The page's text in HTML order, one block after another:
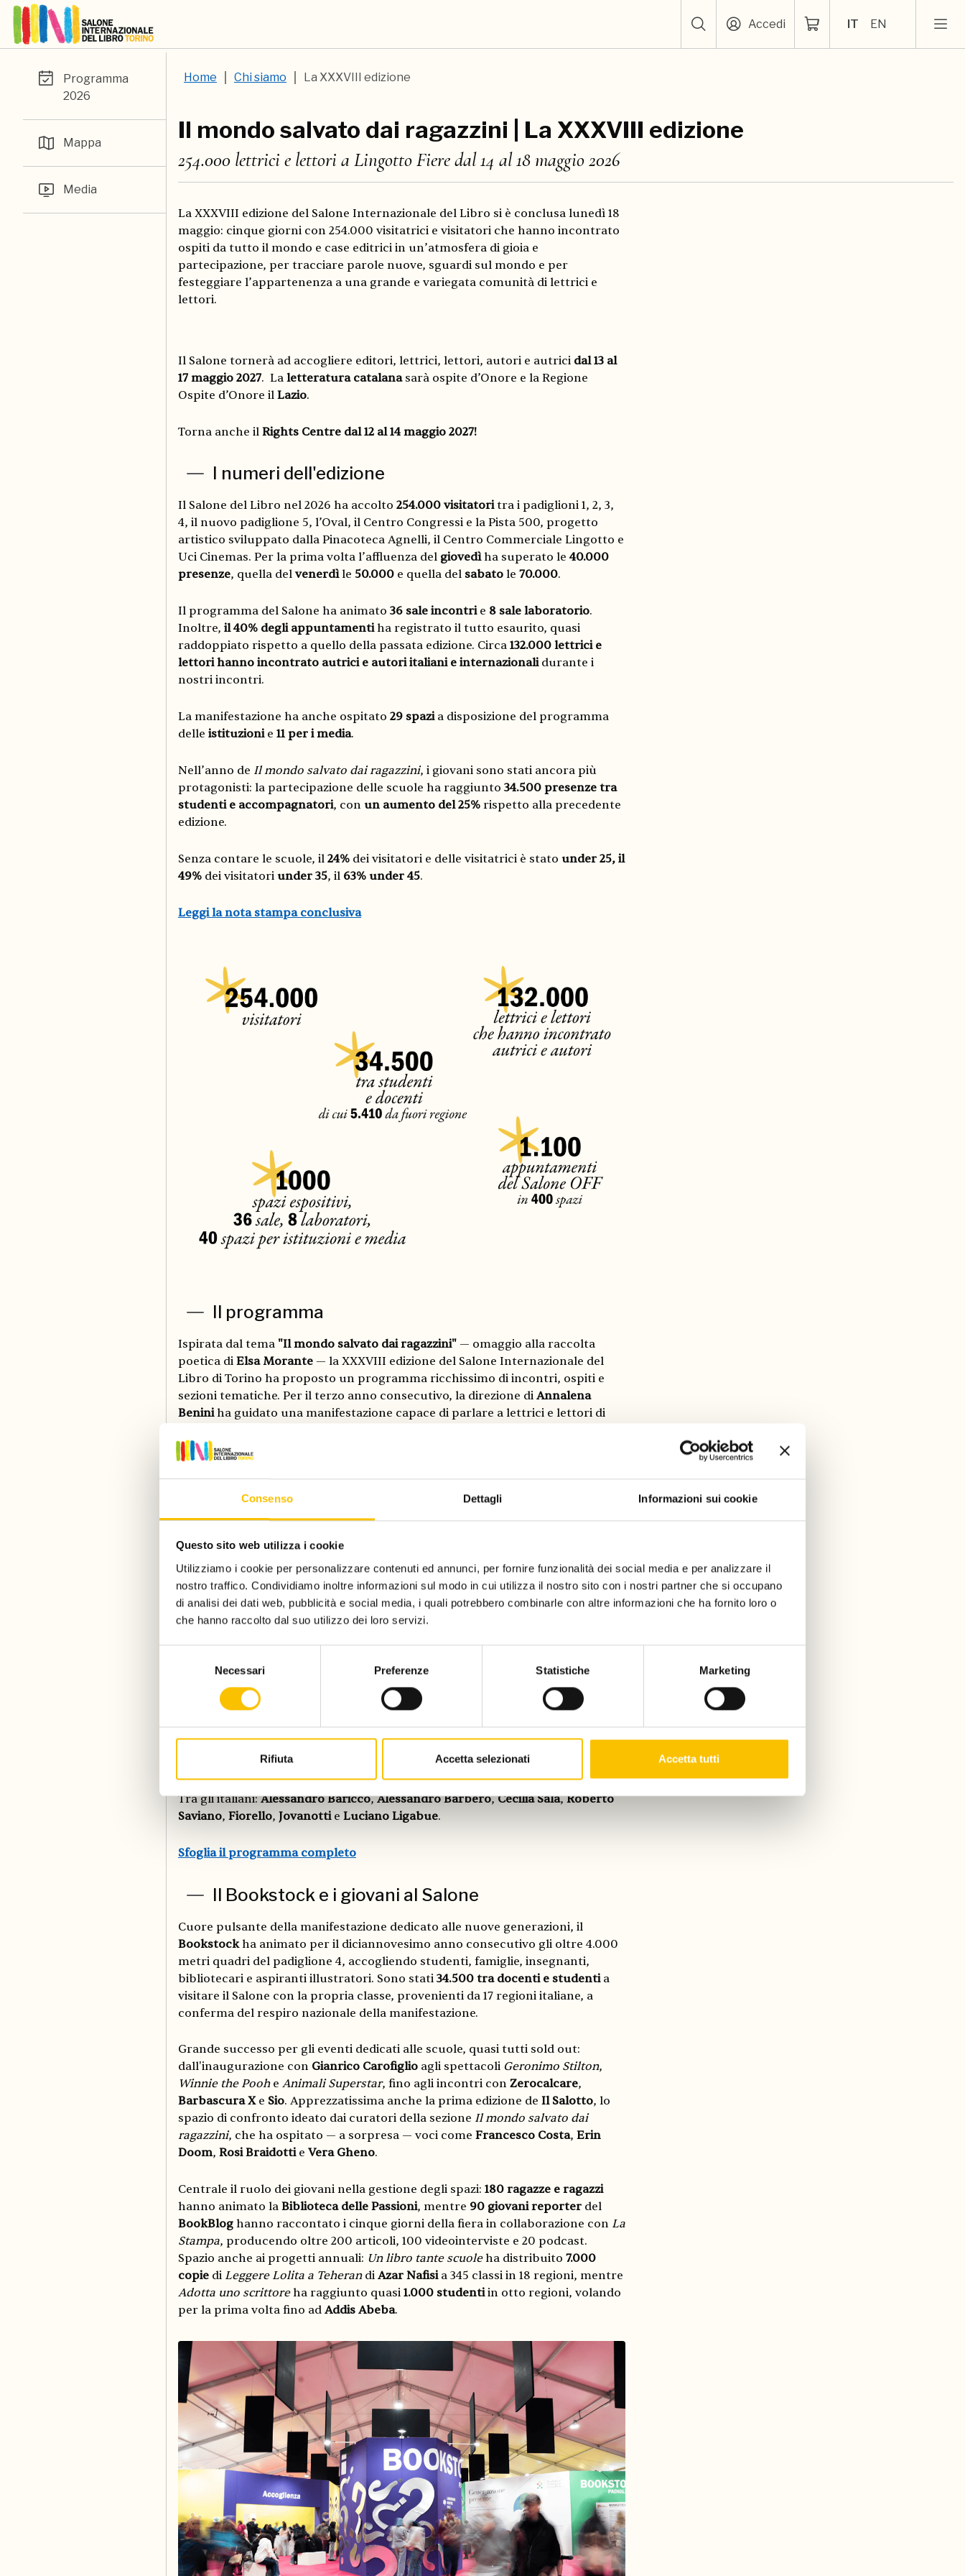
Consenso Dettagli Informazioni sui cookie
Questo sito web utilizza i cookie
Utilizziamo i cookie per personalizzare contenuti ed annunci, per fornire funzionalità dei social media e per analizzare il
nostro traffico. Condividiamo inoltre informazioni sul modo in cui utilizza il nostro sito con i nostri partner che si occupano
di analisi dei dati web, pubblicità e social media, i quali potrebbero combinarle con altre informazioni che ha fornito loro o
che hanno raccolto dal suo utilizzo dei loro servizi.
Necessari Preferenze Statistiche Marketing
Rifiuta Accetta selezionati Accetta tutti
Accedi IT EN
Programma
2026
Mappa
Media
Home Chi siamo La XXXVIII edizione
Il mondo salvato dai ragazzini | La XXXVIII edizione
254.000 lettrici e lettori a Lingotto Fiere dal 14 al 18 maggio 2026
La XXXVIII edizione del Salone Internazionale del Libro si è conclusa lunedì 18
maggio: cinque giorni con 254.000 visitatrici e visitatori che hanno incontrato
ospiti da tutto il mondo e case editrici in un’atmosfera di gioia e
partecipazione, per tracciare parole nuove, sguardi sul mondo e per
festeggiare l’appartenenza a una grande e variegata comunità di lettrici e
lettori.
Il Salone tornerà ad accogliere editori, lettrici, lettori, autori e autrici dal 13 al
17 maggio 2027. La letteratura catalanasarà ospite d’Onore e la Regione
Ospite d’Onore il Lazio.
Torna anche il Rights Centre dal 12 al 14 maggio 2027!
I numeri dell'edizione
Il Salone del Libro nel 2026 ha accolto 254.000 visitatoritra i padiglioni 1, 2, 3,
4, il nuovo padiglione 5, l’Oval, il Centro Congressi e la Pista 500, progetto
artistico sviluppato dalla Pinacoteca Agnelli, il Centro Commerciale Lingotto e
Uci Cinemas. Per la prima volta l’affluenza del giovedìha superato le 40.000
presenze, quella del venerdìle 50.000 e quella del sabato le 70.000.
Il programma del Salone ha animato 36 sale incontrie 8 sale laboratorio.
Inoltre, il 40% degli appuntamentiha registrato il tutto esaurito, quasi
raddoppiato rispetto a quello della passata edizione. Circa 132.000 lettrici e
lettori hanno incontrato autrici e autori italiani e internazionali durante i
nostri incontri.
La manifestazione ha anche ospitato 29 spazia disposizione del programma
delle istituzionie 11 per i media.
Nell’anno de Il mondo salvato dai ragazzini, i giovani sono stati ancora più
protagonisti: la partecipazione delle scuole ha raggiunto 34.500 presenze tra
studenti e accompagnatori, con un aumento del 25% rispetto alla precedente
edizione.
Senza contare le scuole, il 24% dei visitatori e delle visitatrici è stato under 25, il
49% dei visitatori under 35, il 63% under 45.
Leggi la nota stampa conclusiva
Il programma
Ispirata dal tema "Il mondo salvato dai ragazzini" — omaggio alla raccolta
poetica di Elsa Morante — la XXXVIII edizione del Salone Internazionale del
Libro di Torino ha proposto un programma ricchissimo di incontri, ospiti e
sezioni tematiche. Per il terzo anno consecutivo, la direzione di Annalena
Beniniha guidato una manifestazione capace di parlare a lettrici e lettori di
corale sui temi più urgenti della contemporaneità, come femminismo, guerra
e pace, salute mentale, sostenibilità e spiritualità.
Grande successo ha avuto la partecipazione della Greciacome Ospite d'Onore
con il progettoGrecia in tempo reale, che ha portato a Torino 13 autori in
ha incluso mostre, incontri con traduttori e una riflessione sul futuro degli
studi greci in Italia. Tra gli appuntamenti più seguiti, la presentazione di
Petros Markarisnella Sala Azzurra e l'incontro dello scrittoreNikos Davvetas
presso la Casa Circondariale di Vercelli.
Anche laRegione Umbria, ospite d'onore italiana, ha animato il Salone con 40
appuntamenti più seguiti, gli interventi diDacia Maraini Piergiorgio Odifreddi
Mattea Fo
eChiara Francini
, insieme a una Marcia per la pace ispirata ai valori
San Francesco
. La partecipazione ha anticipato il prossimo
appuntamento autunnale diUmbriaLibria Perugia.
Tra i nomi internazionali più attesi: Bernie Sanders,Zadie Smith
Carrère,Kiran Desai,László Krasznahorkai,David GrossmaneIrvine Welsh.
Tra gli italiani:Alessandro Baricco,Alessandro Barbero,Cecilia Sala,Roberto
Saviano, Fiorello, Jovanottie Luciano Ligabue.
Sfoglia il programma completo
Il Bookstock e i giovani al Salone
Cuore pulsante della manifestazione dedicato alle nuove generazioni, il
Bookstockha animato per il diciannovesimo anno consecutivo gli oltre 4.000
metri quadri del padiglione 4, accogliendo studenti, famiglie, insegnanti,
bibliotecari e aspiranti illustratori. Sono stati 34.500 tra docenti e studentia
visitare il Salone con la propria classe, provenienti da 17 regioni italiane, a
conferma del respiro nazionale della manifestazione.
Grande successo per gli eventi dedicati alle scuole, quasi tutti sold out:
dall'inaugurazione con Gianrico Carofiglio agli spettacoli Geronimo Stilton,
Winnie the Poohe Animali Superstar, fino agli incontri con Zerocalcare,
Barbascura Xe Sio. Apprezzatissima anche la prima edizione de Il Salotto, lo
spazio di confronto ideato dai curatori della sezione Il mondo salvato dai
ragazzini, che ha ospitato — a sorpresa — voci come Francesco Costa, Erin
Doom, Rosi Braidottie Vera Gheno.
Centrale il ruolo dei giovani nella gestione degli spazi: 180 ragazze e ragazzi
hanno animato la Biblioteca delle Passioni, mentre 90 giovani reporter del
BookBlog hanno raccontato i cinque giorni della fiera in collaborazione con La
Stampa, producendo oltre 200 articoli, 100 videointerviste e 20 podcast.
Spazio anche ai progetti annuali: Un libro tante scuoleha distribuito 7.000
copie di Leggere Lolita a Teherandi Azar Nafisia 345 classi in 18 regioni, mentre
Adotta uno scrittoreha raggiunto quasi 1.000 studentiin otto regioni, volando
per la prima volta fino ad Addis Abeba.